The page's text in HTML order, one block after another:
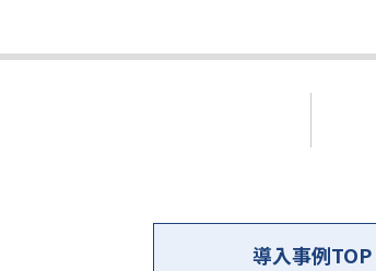
導入事例TOP